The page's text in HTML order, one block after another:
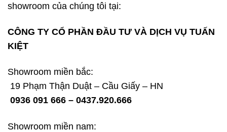
showroom của chúng tôi tại:
CÔNG TY CỔ PHẦN ĐẦU TƯ VÀ DỊCH VỤ TUẤN
KIỆT
Showroom miền bắc:
19 Phạm Thận Duật – Cầu Giấy – HN
0936 091 666 – 0437.920.666
Showroom miền nam: